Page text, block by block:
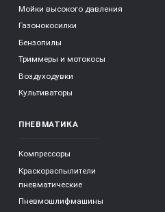
Мойки высокого давления
Газонокосилки
Бензопилы
Триммеры и мотокосы
Воздуходувки
Культиваторы
ПНЕВМАТИКА
Компрессоры
Краскораспылители
пневматические
Пневмошлифмашины